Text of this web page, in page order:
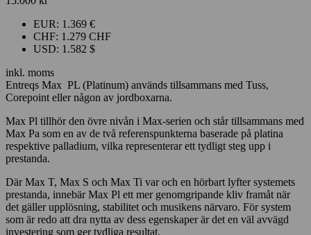
EUR: 1.369 €
CHF: 1.279 CHF
USD: 1.582 $
inkl. moms
Entreqs Max PL (Platinum) används tillsammans med Tuss,
Corepoint eller någon av jordboxarna.
Max Pl tillhör den övre nivån i Max-serien och står tillsammans med
Max Pa som en av de två referenspunkterna baserade på platina
respektive palladium, vilka representerar ett tydligt steg upp i
prestanda.
Där Max T, Max S och Max Ti var och en hörbart lyfter systemets
prestanda, innebär Max Pl ett mer genomgripande kliv framåt när
det gäller upplösning, stabilitet och musikens närvaro. För system
som är redo att dra nytta av dess egenskaper är det en väl avvägd
investering som ger tydliga resultat.